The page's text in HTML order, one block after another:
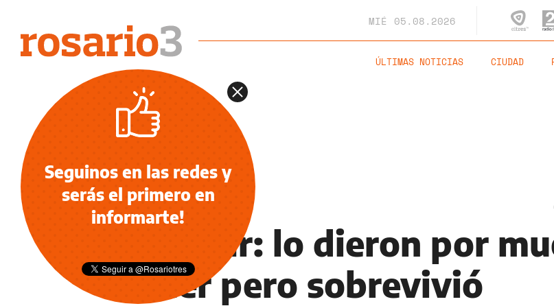
MIÉ 05.08.2026
ÚLTIMAS NOTICIAS CIUDAD
NOTICIAS
Escobar: lo dieron por
nacer pero sobrevivió
Seguinos en las redes y
serás el primero en
informarte!